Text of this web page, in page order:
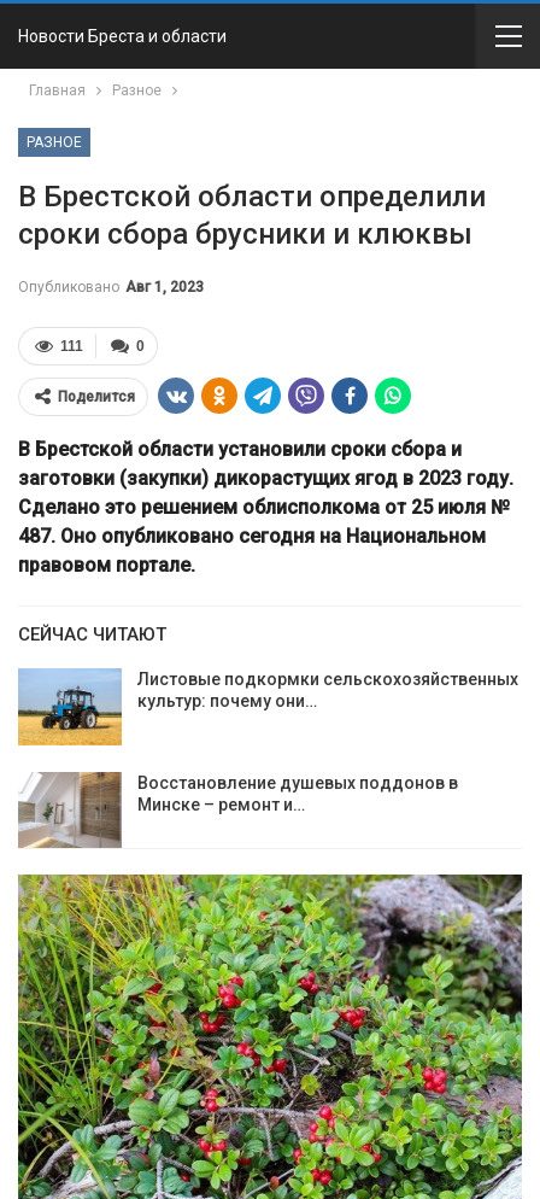
Новости Бреста и области
Главная Разное
РАЗНОЕ
В Брестской области определили
сроки сбора брусники и клюквы
Опубликовано Авг 1, 2023
0
111
Поделится
В Брестской области установили сроки сбора и
заготовки (закупки) дикорастущих ягод в 2023 году.
Сделано это решением облисполкома от 25 июля №
487. Оно опубликовано сегодня на Национальном
правовом портале.
СЕЙЧАС ЧИТАЮТ
Листовые подкормки сельскохозяйственных
культур: почему они…
Восстановление душевых поддонов в
Минске – ремонт и…